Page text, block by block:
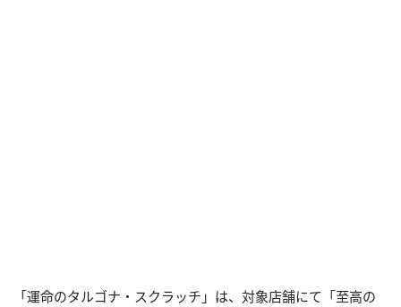
「運命のタルゴナ・スクラッチ」は、対象店舗にて「至高の